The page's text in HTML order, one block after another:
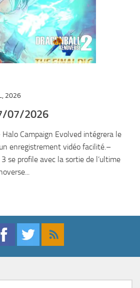
2026
07/2026
Campaign Evolved intégrera le
enregistrement vidéo facilité.–
se profile avec la sortie de l’ultime